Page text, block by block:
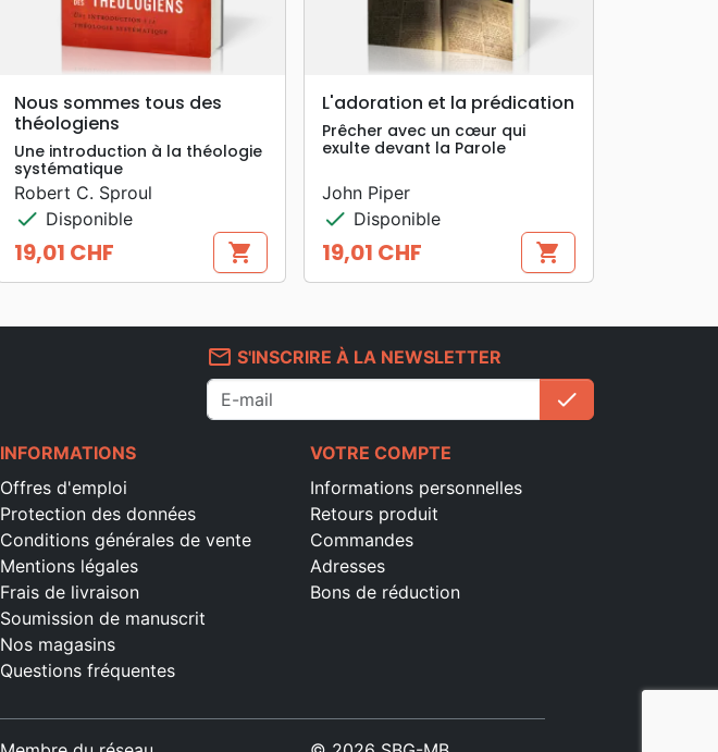
APERÇU RAPIDE
Nous sommes tous des
théologiens
Une introduction à la théologie
systématique
Robert C. Sproul
check Disponible
Prix
19,01 CHF shopping_cart
APERÇU RAPIDE
L'adoration et la prédication
Prêcher avec un cœur qui
exulte devant la Parole
John Piper
check Disponible
Prix
19,01 CHF shopping_cart
mail_outline S'INSCRIRE À LA NEWSLETTER
check
INFORMATIONS
Offres d'emploi
Protection des données
Conditions générales de vente
Mentions légales
Frais de livraison
Soumission de manuscrit
Nos magasins
Questions fréquentes
VOTRE COMPTE
Informations personnelles
Retours produit
Commandes
Adresses
Bons de réduction